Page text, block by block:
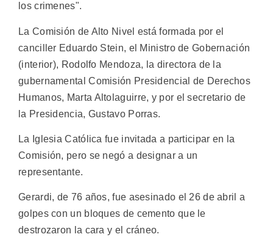
los crimenes".
La Comisión de Alto Nivel está formada por el
canciller Eduardo Stein, el Ministro de Gobernación
(interior), Rodolfo Mendoza, la directora de la
gubernamental Comisión Presidencial de Derechos
Humanos, Marta Altolaguirre, y por el secretario de
la Presidencia, Gustavo Porras.
La Iglesia Católica fue invitada a participar en la
Comisión, pero se negó a designar a un
representante.
Gerardi, de 76 años, fue asesinado el 26 de abril a
golpes con un bloques de cemento que le
destrozaron la cara y el cráneo.